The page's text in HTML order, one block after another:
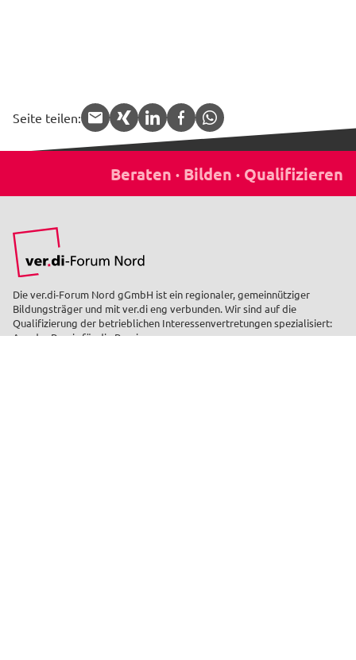
Seite teilen:
APP.share.target.mail
APP.share.target.xing
Die ver.di-Forum Nord gGmbH ist ein regionaler, gemeinnütziger
Bildungsträger und mit ver.di eng verbunden. Wir sind auf die
Qualifizierung der betrieblichen Interessenvertretungen spezialisiert:
Aus der Praxis für die Praxis.